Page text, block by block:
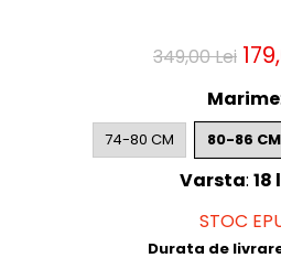
349,00 Lei
Marime:
74-80 CM 80-86 CM
Varsta: 18
STOC
Durata de